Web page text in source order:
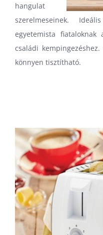
hangulat
szerelmeseinek.
egyetemista
családi
könnyen tisztítható.